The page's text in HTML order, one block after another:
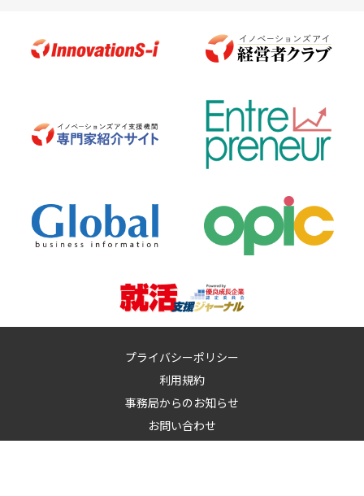
プライバシーポリシー
利用規約
事務局からのお知らせ
お問い合わせ